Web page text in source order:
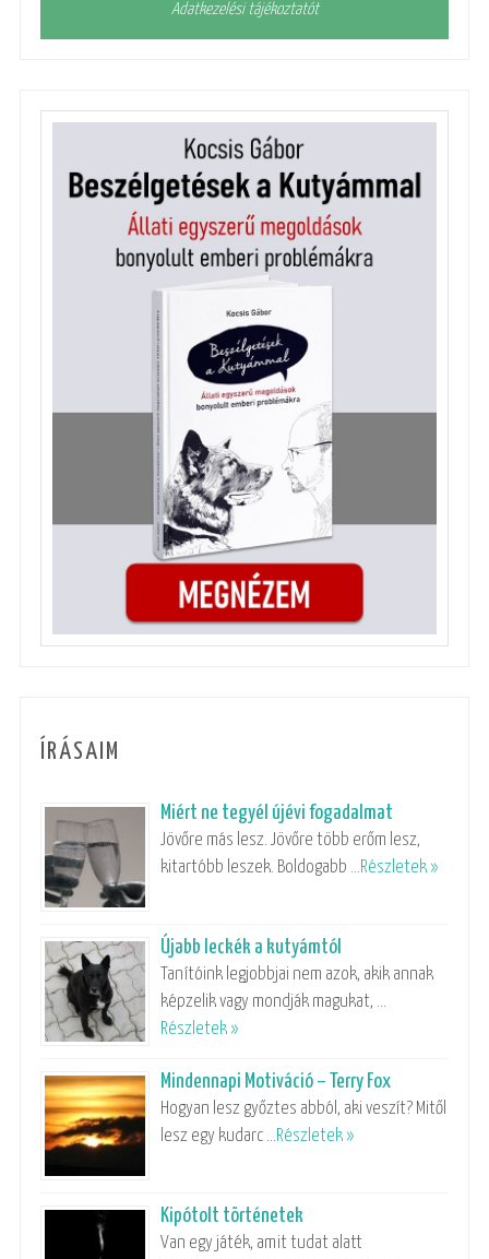
Adatkezelési tájékoztatót
ÍRÁSAIM
Miért ne tegyél újévi fogadalmat
Jövőre más lesz. Jövőre több erőm lesz,
kitartóbb leszek. Boldogabb …Részletek »
Újabb leckék a kutyámtól
Tanítóink legjobbjai nem azok, akik annak
képzelik vagy mondják magukat, …
Részletek »
Mindennapi Motiváció – Terry Fox
Hogyan lesz győztes abból, aki veszít? Mitől
lesz egy kudarc …Részletek »
Kipótolt történetek
Van egy játék, amit tudat alatt